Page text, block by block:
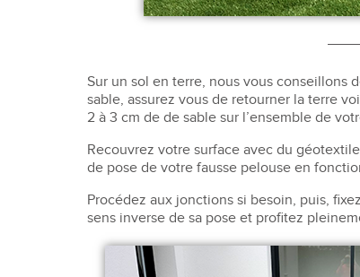
Sur un sol en terre, nous vous conseillons
sable, assurez vous de retourner la terre
2 à 3 cm de de sable sur l’ensemble de
Recouvrez votre surface avec du
de pose de votre fausse pelouse en
Procédez aux jonctions si besoin, puis, fixez
sens inverse de sa pose et profitez